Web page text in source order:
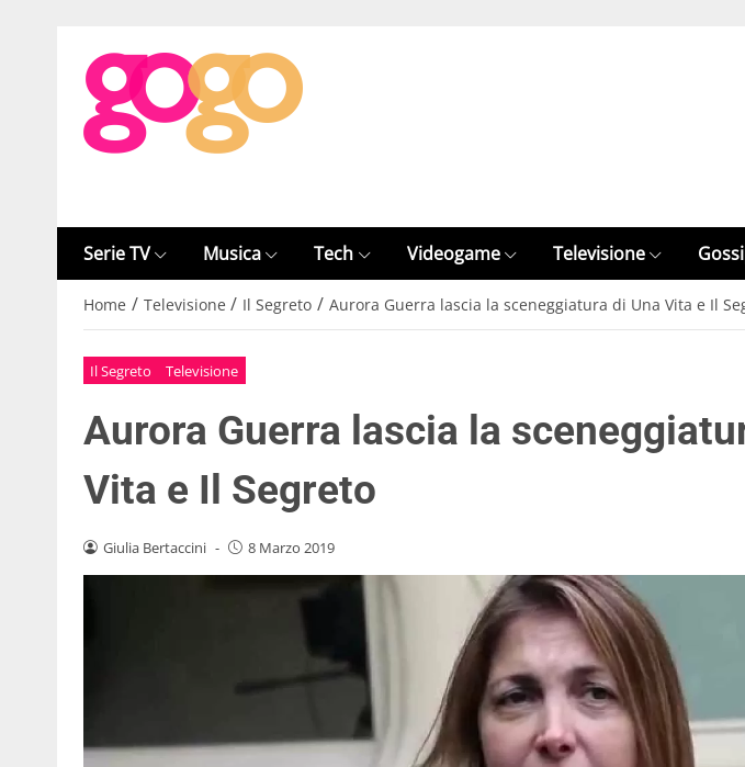
Serie TV Musica Tech Videogame Televisione
Home / Televisione / Il Segreto / Aurora Guerra lascia la sceneggiatura di Una Vita e Il
Il Segreto Televisione
Aurora Guerra lascia la
Vita e Il Segreto
Giulia Bertaccini - 8 Marzo 2019